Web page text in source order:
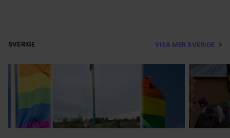
SVERIGE VISA MER SVERIGE